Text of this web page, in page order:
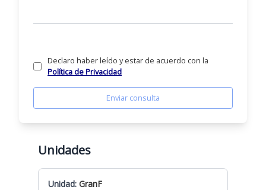
Declaro haber leído y estar de acuerdo con la
Política de Privacidad
Enviar consulta
Unidades
Unidad: GranF